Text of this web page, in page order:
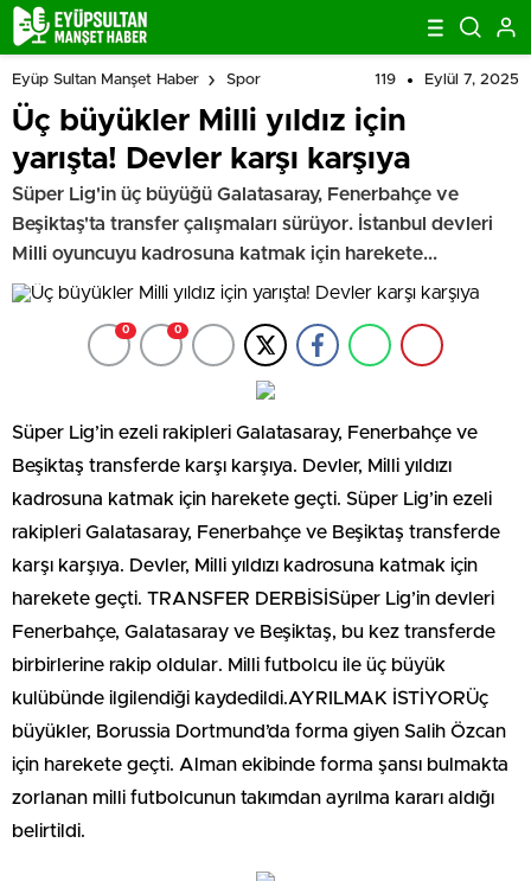
Eyüp Sultan Manşet Haber Spor 119 Eylül 7, 2025
Üç büyükler Milli yıldız için
yarışta! Devler karşı karşıya
Süper Lig'in üç büyüğü Galatasaray, Fenerbahçe ve
Beşiktaş'ta transfer çalışmaları sürüyor. İstanbul devleri
Milli oyuncuyu kadrosuna katmak için harekete...
0 0
Süper Lig’in ezeli rakipleri Galatasaray, Fenerbahçe ve
Beşiktaş transferde karşı karşıya. Devler, Milli yıldızı
kadrosuna katmak için harekete geçti. Süper Lig’in ezeli
rakipleri Galatasaray, Fenerbahçe ve Beşiktaş transferde
karşı karşıya. Devler, Milli yıldızı kadrosuna katmak için
harekete geçti. TRANSFER DERBİSİSüper Lig’in devleri
Fenerbahçe, Galatasaray ve Beşiktaş, bu kez transferde
birbirlerine rakip oldular. Milli futbolcu ile üç büyük
kulübünde ilgilendiği kaydedildi.AYRILMAK İSTİYORÜç
büyükler, Borussia Dortmund’da forma giyen Salih Özcan
için harekete geçti. Alman ekibinde forma şansı bulmakta
zorlanan milli futbolcunun takımdan ayrılma kararı aldığı
belirtildi.